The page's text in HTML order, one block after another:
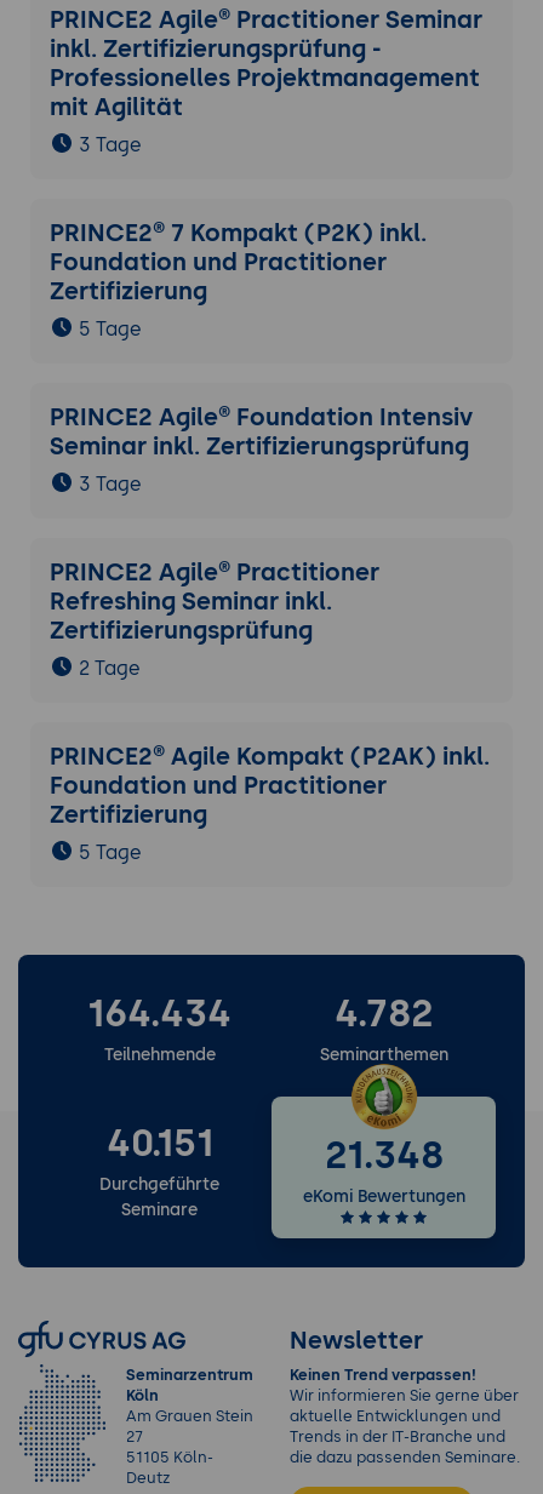
PRINCE2 Agile® Practitioner Seminar
inkl. Zertifizierungsprüfung -
Professionelles Projektmanagement
mit Agilität
3 Tage
PRINCE2® 7 Kompakt (P2K) inkl.
Foundation und Practitioner
Zertifizierung
5 Tage
PRINCE2 Agile® Foundation Intensiv
Seminar inkl. Zertifizierungsprüfung
3 Tage
PRINCE2 Agile® Practitioner
Refreshing Seminar inkl.
Zertifizierungsprüfung
2 Tage
PRINCE2® Agile Kompakt (P2AK) inkl.
Foundation und Practitioner
Zertifizierung
5 Tage
164.434
Teilnehmende
4.782
Seminarthemen
40.151
Durchgeführte
Seminare
21.348
eKomi Bewertungen
Seminarzentrum
Köln
Am Grauen Stein
27
51105 Köln-
Deutz
Newsletter
Keinen Trend verpassen!
Wir informieren Sie gerne über
aktuelle Entwicklungen und
Trends in der IT-Branche und
die dazu passenden Seminare.